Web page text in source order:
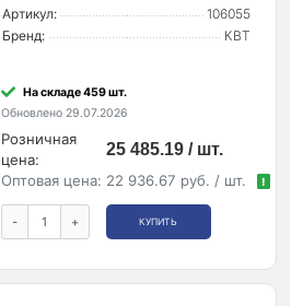
Артикул:
106055
Бренд:
КВТ
На складе 459 шт.
Обновлено 29.07.2026
Розничная
цена:
25 485.19 / шт.
Оптовая цена: 22 936.67 руб. / шт. !
- + КУПИТЬ